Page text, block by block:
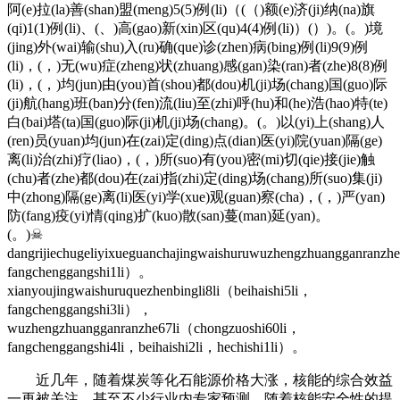
阿(e)拉(la)善(shan)盟(meng)5(5)例(li)（(（)额(e)济(ji)纳(na)旗
(qi)1(1)例(li)、(、)高(gao)新(xin)区(qu)4(4)例(li)）(）)。(。)境
(jing)外(wai)输(shu)入(ru)确(que)诊(zhen)病(bing)例(li)9(9)例
(li)，(，)无(wu)症(zheng)状(zhuang)感(gan)染(ran)者(zhe)8(8)例
(li)，(，)均(jun)由(you)首(shou)都(dou)机(ji)场(chang)国(guo)际
(ji)航(hang)班(ban)分(fen)流(liu)至(zhi)呼(hu)和(he)浩(hao)特(te)
白(bai)塔(ta)国(guo)际(ji)机(ji)场(chang)。(。)以(yi)上(shang)人
(ren)员(yuan)均(jun)在(zai)定(ding)点(dian)医(yi)院(yuan)隔(ge)
离(li)治(zhi)疗(liao)，(，)所(suo)有(you)密(mi)切(qie)接(jie)触
(chu)者(zhe)都(dou)在(zai)指(zhi)定(ding)场(chang)所(suo)集(ji)
中(zhong)隔(ge)离(li)医(yi)学(xue)观(guan)察(cha)，(，)严(yan)
防(fang)疫(yi)情(qing)扩(kuo)散(san)蔓(man)延(yan)。
(。)☠
fangchenggangshi1li）。
xianyoujingwaishuruquezhenbingli8li（beihaishi5li，
fangchenggangshi3li），
wuzhengzhuangganranzhe67li（chongzuoshi60li，
fangchenggangshi4li，beihaishi2li，hechishi1li）。
近几年，随着煤炭等化石能源价格大涨，核能的综合效益